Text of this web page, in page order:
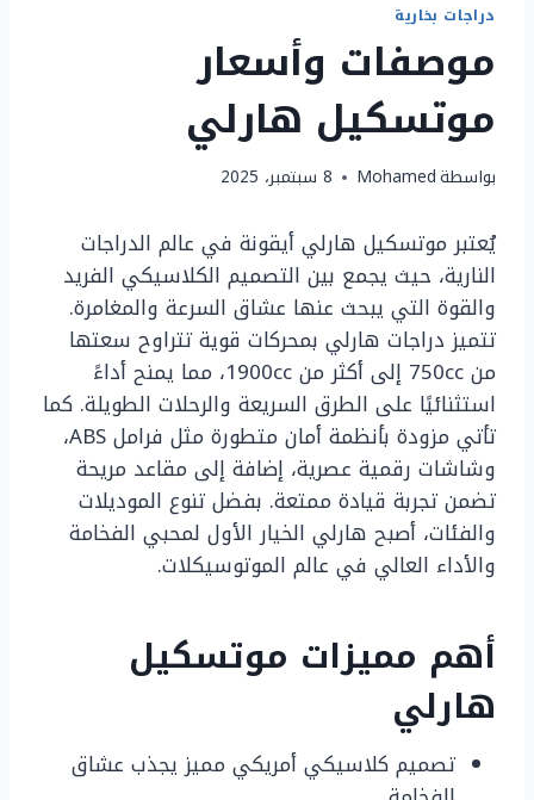
دراجات بخارية
موصفات وأسعار
موتسكيل هارلي
بواسطةMohamed 8 سبتمبر، 2025
يُعتبر موتسكيل هارلي أيقونة في عالم الدراجات
النارية، حيث يجمع بين التصميم الكلاسيكي الفريد
والقوة التي يبحث عنها عشاق السرعة والمغامرة.
تتميز دراجات هارلي بمحركات قوية تتراوح سعتها
من 750cc إلى أكثر من 1900cc، مما يمنح أداءً
استثنائيًا على الطرق السريعة والرحلات الطويلة. كما
تأتي مزودة بأنظمة أمان متطورة مثل فرامل ABS،
وشاشات رقمية عصرية، إضافة إلى مقاعد مريحة
تضمن تجربة قيادة ممتعة. بفضل تنوع الموديلات
والفئات، أصبح هارلي الخيار الأول لمحبي الفخامة
والأداء العالي في عالم الموتوسيكلات.
أهم مميزات موتسكيل
هارلي
تصميم كلاسيكي أمريكي مميز يجذب عشاق